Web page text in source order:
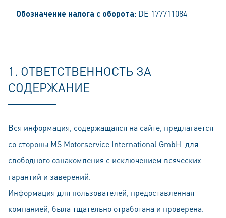
Обозначение налога с оборота: DE 177711084
1. ОТВЕТСТВЕННОСТЬ ЗА
СОДЕРЖАНИЕ
Вся информация, содержащаяся на сайте, предлагается
со стороны MS Motorservice International GmbH для
свободного ознакомления с исключением всяческих
гарантий и заверений.
Информация для пользователей, предоставленная
компанией, была тщательно отработана и проверена.